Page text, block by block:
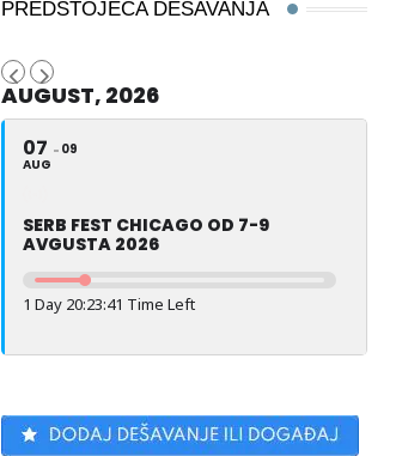
PREDSTOJEĆA DEŠAVANJA
AUGUST, 2026
07
AUG
09
SERB FEST CHICAGO OD 7-9
AVGUSTA 2026
1 Day 20:23:39 Time Left